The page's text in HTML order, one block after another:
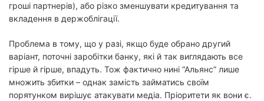
гроші партнерів), або різко зменшувати кредитування та
вкладення в держоблігації.
Проблема в тому, що у разі, якщо буде обрано другий
варіант, поточні заробітки банку, які й так виглядають все
гірше й гірше, впадуть. Тож фактично нині “Альянс” лише
множить збитки – однак замість займатись своїм
порятунком вирішує атакувати медіа. Пріоритети як вони є.